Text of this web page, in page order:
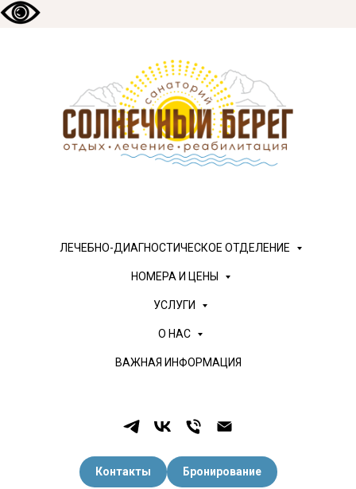
ЛЕЧЕБНО-ДИАГНОСТИЧЕСКОЕ ОТДЕЛЕНИЕ
НОМЕРА И ЦЕНЫ
УСЛУГИ
О НАС
ВАЖНАЯ ИНФОРМАЦИЯ
Контакты Бронирование